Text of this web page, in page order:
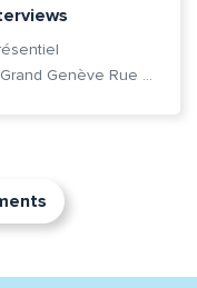
Cité des Métiers du Grand Genève Rue Prévost-Martin 6 1205 Genève